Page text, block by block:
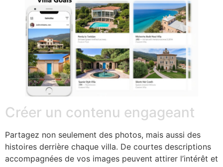
Créer un contenu engageant
Partagez non seulement des photos, mais aussi des
histoires derrière chaque villa. De courtes descriptions
accompagnées de vos images peuvent attirer l’intérêt et